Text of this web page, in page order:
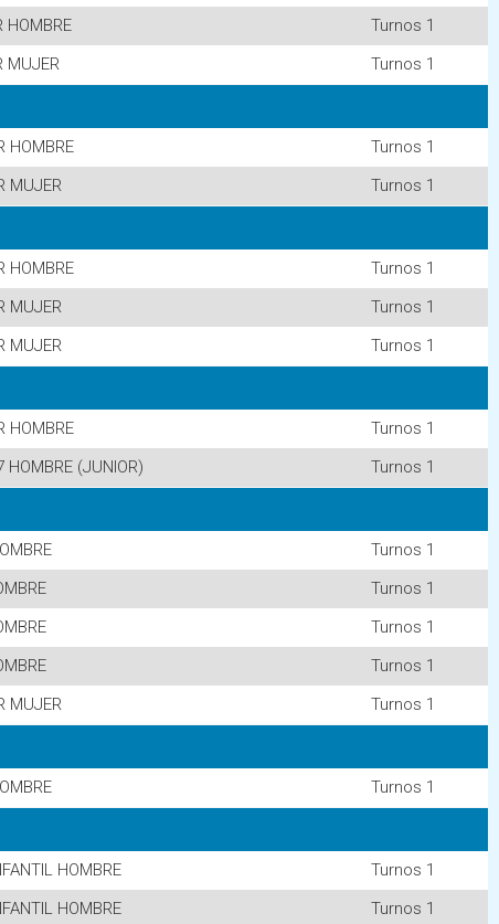
HOMBRE
Turnos 1
MUJER Turnos 1
HOMBRE
Turnos 1
MUJER Turnos 1
HOMBRE
Turnos 1
MUJER
Turnos 1
MUJER Turnos 1
HOMBRE
Turnos 1
HOMBRE (JUNIOR) Turnos 1
Turnos 1
Turnos 1
Turnos 1
Turnos 1
MUJER Turnos 1
Turnos 1
HOMBRE
Turnos 1
HOMBRE
Turnos 1